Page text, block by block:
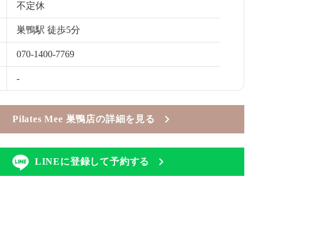
不定休
巣鴨駅 徒歩5分
070-1400-7769
-
Pilates Mee 巣鴨店の詳細を見る
LINEに登録して予約する